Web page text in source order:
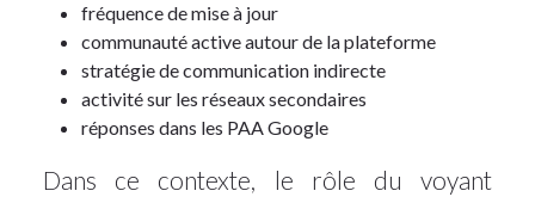
fréquence de mise à jour
communauté active autour de la plateforme
stratégie de communication indirecte
activité sur les réseaux secondaires
réponses dans les PAA Google
Dans ce contexte, le rôle du voyant